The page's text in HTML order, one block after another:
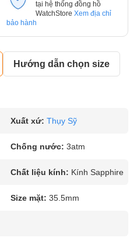
tại hệ thống đồng hồ
WatchStore Xem địa chỉ
bảo hành
Hướng dẫn chọn size
Xuất xứ: Thụy Sỹ
Chống nước: 3atm
Chất liệu kính: Kính Sapphire
Size mặt: 35.5mm